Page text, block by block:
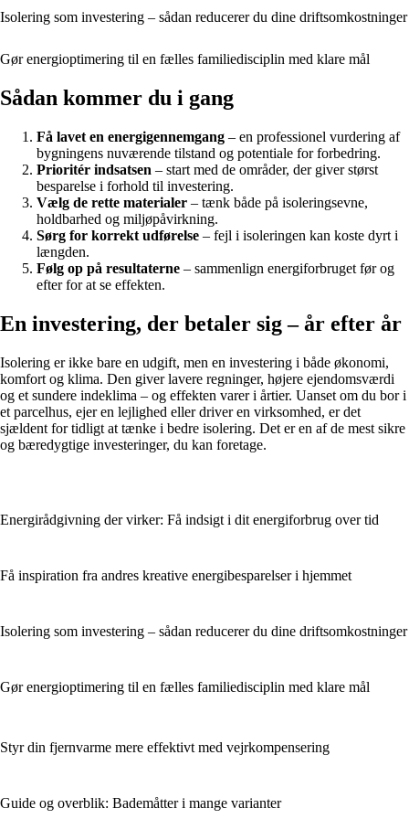
Isolering som investering – sådan reducerer du dine driftsomkostninger
Gør energioptimering til en fælles familiedisciplin med klare mål
Sådan kommer du i gang
Få lavet en energigennemgang – en professionel vurdering af
bygningens nuværende tilstand og potentiale for forbedring.
Prioritér indsatsen – start med de områder, der giver størst
besparelse i forhold til investering.
Vælg de rette materialer – tænk både på isoleringsevne,
holdbarhed og miljøpåvirkning.
Sørg for korrekt udførelse – fejl i isoleringen kan koste dyrt i
længden.
Følg op på resultaterne – sammenlign energiforbruget før og
efter for at se effekten.
En investering, der betaler sig – år efter år
Isolering er ikke bare en udgift, men en investering i både økonomi,
komfort og klima. Den giver lavere regninger, højere ejendomsværdi
og et sundere indeklima – og effekten varer i årtier. Uanset om du bor i
et parcelhus, ejer en lejlighed eller driver en virksomhed, er det
sjældent for tidligt at tænke i bedre isolering. Det er en af de mest sikre
og bæredygtige investeringer, du kan foretage.
Energirådgivning der virker: Få indsigt i dit energiforbrug over tid
Få inspiration fra andres kreative energibesparelser i hjemmet
Isolering som investering – sådan reducerer du dine driftsomkostninger
Gør energioptimering til en fælles familiedisciplin med klare mål
Styr din fjernvarme mere effektivt med vejrkompensering
Guide og overblik: Bademåtter i mange varianter